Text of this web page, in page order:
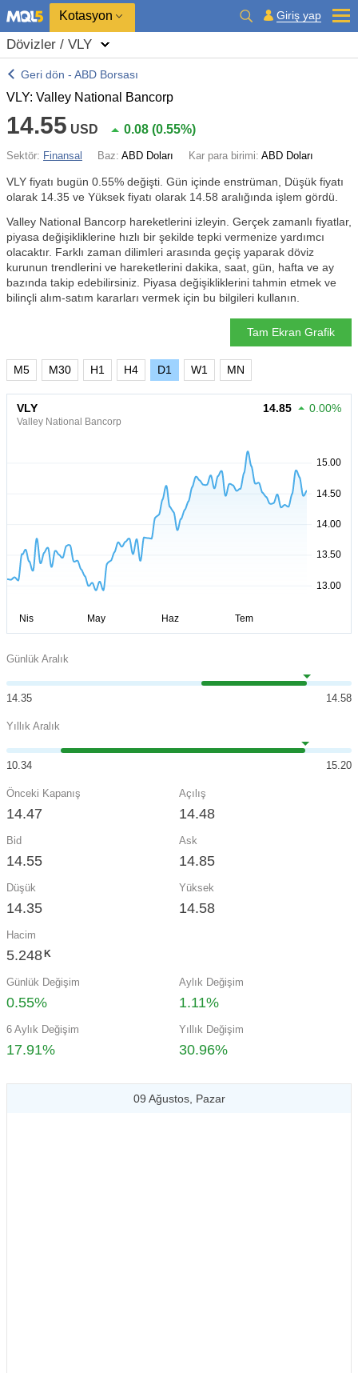
Kotasyon Giriş yap
Dövizler / VLY
Geri dön - ABD Borsası
VLY: Valley National Bancorp
14.55 USD 0.08 (0.55%)
Sektör: Finansal Baz: ABD Doları Kar para birimi: ABD Doları
VLY fiyatı bugün 0.55% değişti. Gün içinde enstrüman, Düşük fiyatı
olarak 14.35 ve Yüksek fiyatı olarak 14.58 aralığında işlem gördü.
Valley National Bancorp hareketlerini izleyin. Gerçek zamanlı fiyatlar,
piyasa değişikliklerine hızlı bir şekilde tepki vermenize yardımcı
olacaktır. Farklı zaman dilimleri arasında geçiş yaparak döviz
kurunun trendlerini ve hareketlerini dakika, saat, gün, hafta ve ay
bazında takip edebilirsiniz. Piyasa değişikliklerini tahmin etmek ve
bilinçli alım-satım kararları vermek için bu bilgileri kullanın.
Tam Ekran Grafik
M5 M30 H1 H4 D1 W1 MN
VLY
Valley National Bancorp
14.85 0.00%
Günlük Aralık
14.35 14.58
Yıllık Aralık
10.34 15.20
Önceki Kapanış
14.47
Açılış
14.48
Bid
14.55
Ask
14.85
Düşük
14.35
Yüksek
14.58
Hacim
5.248 K
Günlük Değişim
0.55%
Aylık Değişim
1.11%
6 Aylık Değişim
17.91%
Yıllık Değişim
30.96%
09 Ağustos, Pazar